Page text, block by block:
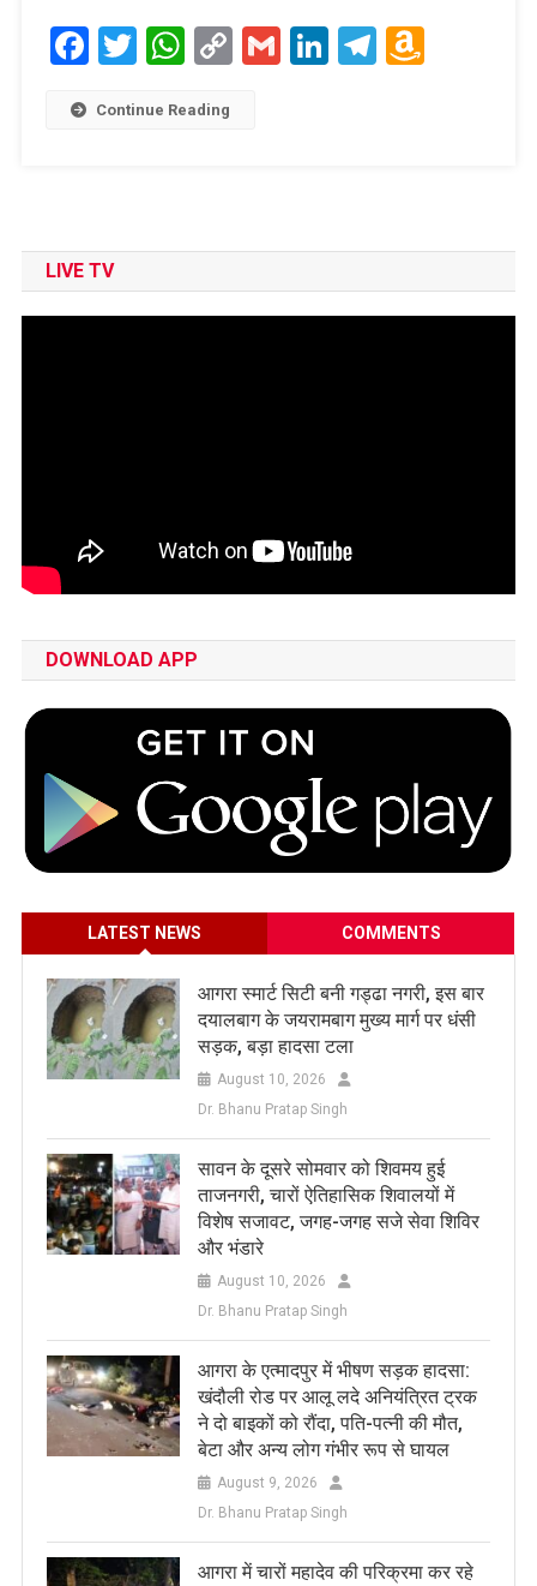
Facebook
TwitterWhatsApp
CopyGmailLinkedIn
Telegram
Continue Reading
LIVE TV
DOWNLOAD APP
LATEST NEWS COMMENTS
आगरा स्मार्ट सिटी बनी गड्ढा नगरी, इस बार
दयालबाग के जयरामबाग मुख्य मार्ग पर धंसी
सड़क, बड़ा हादसा टला
August 10, 2026
Dr. Bhanu Pratap Singh
सावन के दूसरे सोमवार को शिवमय हुई
ताजनगरी, चारों ऐतिहासिक शिवालयों में
विशेष सजावट, जगह-जगह सजे सेवा शिविर
और भंडारे
August 10, 2026
Dr. Bhanu Pratap Singh
आगरा के एत्मादपुर में भीषण सड़क हादसा:
खंदौली रोड पर आलू लदे अनियंत्रित ट्रक
ने दो बाइकों को रौंदा, पति-पत्नी की मौत,
बेटा और अन्य लोग गंभीर रूप से घायल
August 9, 2026
Dr. Bhanu Pratap Singh
आगरा में चारों महादेव की परिक्रमा कर रहे